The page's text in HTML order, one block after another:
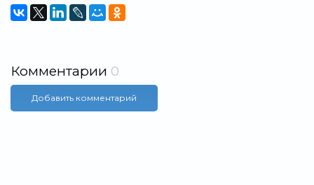
Комментарии 0
Добавить комментарий